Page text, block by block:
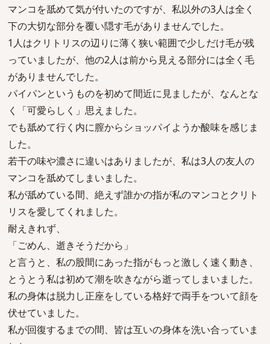
マンコを舐めて気が付いたのですが、私以外の3人は全く
下の大切な部分を覆い隠す毛がありませんでした。
1人はクリトリスの辺りに薄く狭い範囲で少しだけ毛が残
っていましたが、他の2人は前から見える部分には全く毛
がありませんでした。
パイパンというものを初めて間近に見ましたが、なんとな
く「可愛らしく」思えました。
でも舐めて行く内に膣からショッパイようか酸味を感じま
した。
若干の味や濃さに違いはありましたが、私は3人の友人の
マンコを舐めてしまいました。
私が舐めている間、絶えず誰かの指が私のマンコとクリト
リスを愛してくれました。
耐えきれず、
「ごめん、逝きそうだから」
と言うと、私の股間にあった指がもっと激しく速く動き、
とうとう私は初めて潮を吹きながら逝ってしまいました。
私の身体は脱力し正座をしている格好で両手をついて顔を
伏せていました。
私が回復するまでの間、皆は互いの身体を洗い合っていま